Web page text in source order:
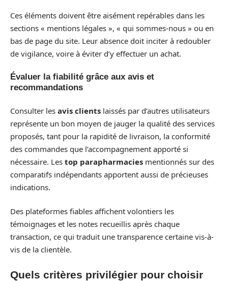
Ces éléments doivent être aisément repérables dans les
sections « mentions légales », « qui sommes-nous » ou en
bas de page du site. Leur absence doit inciter à redoubler
de vigilance, voire à éviter d’y effectuer un achat.
Évaluer la fiabilité grâce aux avis et
recommandations
Consulter les avis clients laissés par d’autres utilisateurs
représente un bon moyen de jauger la qualité des services
proposés, tant pour la rapidité de livraison, la conformité
des commandes que l’accompagnement apporté si
nécessaire. Les top parapharmacies mentionnés sur des
comparatifs indépendants apportent aussi de précieuses
indications.
Des plateformes fiables affichent volontiers les
témoignages et les notes recueillis après chaque
transaction, ce qui traduit une transparence certaine vis-à-
vis de la clientèle.
Quels critères privilégier pour choisir